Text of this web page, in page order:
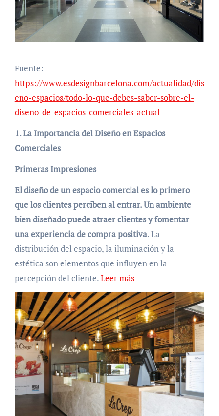
Fuente:
https://www.esdesignbarcelona.com/actualidad/dis
eno-espacios/todo-lo-que-debes-saber-sobre-el-
diseno-de-espacios-comerciales-actual
1. La Importancia del Diseño en Espacios
Comerciales
Primeras Impresiones
El diseño de un espacio comercial es lo primero
que los clientes perciben al entrar. Un ambiente
bien diseñado puede atraer clientes y fomentar
una experiencia de compra positiva. La
distribución del espacio, la iluminación y la
estética son elementos que influyen en la
percepción del cliente.Leer más